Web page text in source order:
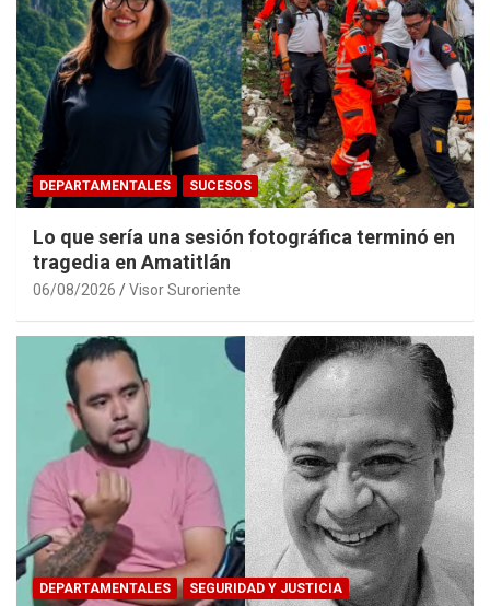
DEPARTAMENTALES SUCESOS
Lo que sería una sesión fotográfica terminó en
tragedia en Amatitlán
06/08/2026 Visor Suroriente
DEPARTAMENTALES SEGURIDAD Y JUSTICIA